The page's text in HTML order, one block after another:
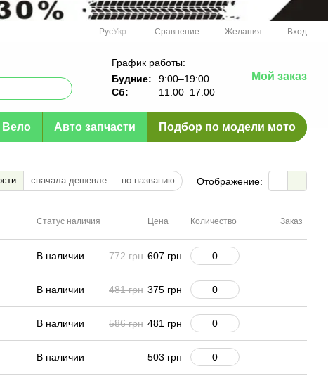
РусУкр Сравнение Желания Вход
График работы:
Будние:
9:00–19:00
Сб:
11:00–17:00
Мой заказ
Вело Авто запчасти Подбор по модели мото
сначала дешевле по названию Отображение:
Статус наличия Цена Количество Заказ
В наличии 772 грн 607 грн
В наличии 481 грн 375 грн
В наличии 586 грн 481 грн
В наличии 503 грн